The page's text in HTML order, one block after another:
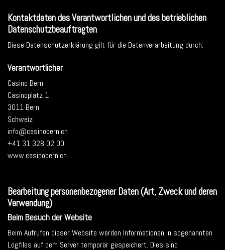
Kontaktdaten des Verantwortlichen und des betrieblichen
Datenschutzbeauftragten
Diese Datenschutzerklärung gilt für die Datenverarbeitung durch:
Verantwortlicher
Casino Bern
Casinoplatz 1
3011 Bern
Schweiz
info@casinobern.ch
+41 31 328 02 00
www.casinobern.ch
Bearbeitung personenbezogener Daten (Art, Zweck und deren
Verwendung)
Beim Besuch der Website
Beim Aufrufen dieser Website werden Informationen in sogenannten
Logfiles auf dem Server temporär gespeichert. Dies sind